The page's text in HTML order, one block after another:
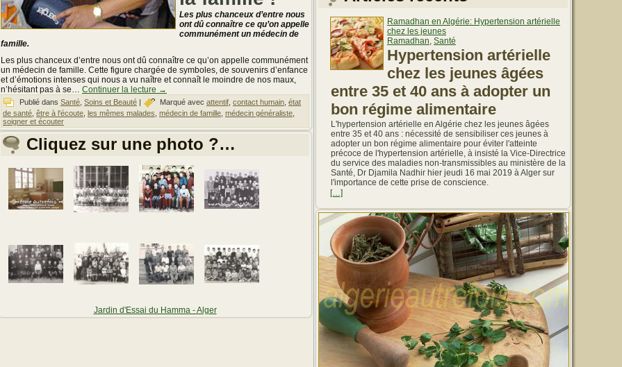
Les plus chanceux d’entre nous
ont dû connaître ce qu’on appelle
communément un médecin de
famille.
Les plus chanceux d’entre nous ont dû connaître ce qu’on appelle communément
un médecin de famille. Cette figure chargée de symboles, de souvenirs d’enfance
et d’émotions intenses qui nous a vu naître et connaît le moindre de nos maux,
n’hésitant pas à se… Continuer la lecture →
Publié dans Santé Soins et Beauté | Marqué avec attentif contact humain état
de santé être à l'écoute les mêmes malades médecin de famille médecin généraliste
soigner et écouter
Cliquez sur une photo ?…
Jardin d'Essai du Hamma - Alger
Ramadhan en Algérie: Hypertension artérielle
chez les jeunes
Ramadhan, Santé
Hypertension artérielle
chez les jeunes âgées
entre 35 et 40 ans à adopter un
bon régime alimentaire
L'hypertension artérielle en Algérie chez les jeunes âgées
entre 35 et 40 ans : nécessité de sensibiliser ces jeunes à
adopter un bon régime alimentaire pour éviter l'atteinte
précoce de l'hypertension artérielle, à insisté la Vice-Directrice
du service des maladies non-transmissibles au ministère de la
Santé, Dr Djamila Nadhir hier jeudi 16 mai 2019 à Alger sur
l'importance de cette prise de conscience.
[…]